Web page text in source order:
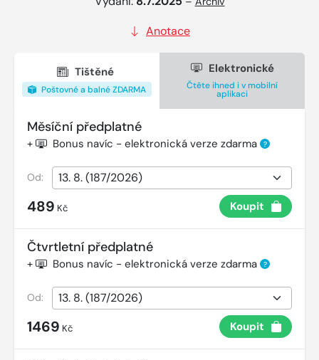
Anotace
Tištěné
Poštovné a balné ZDARMA
Elektronické
Čtěte ihned i v mobilní
aplikaci
Měsíční předplatné
+ Bonus navíc - elektronická verze zdarma ?
Od:
489 Kč Koupit
Čtvrtletní předplatné
+ Bonus navíc - elektronická verze zdarma ?
Od:
1469 Kč Koupit